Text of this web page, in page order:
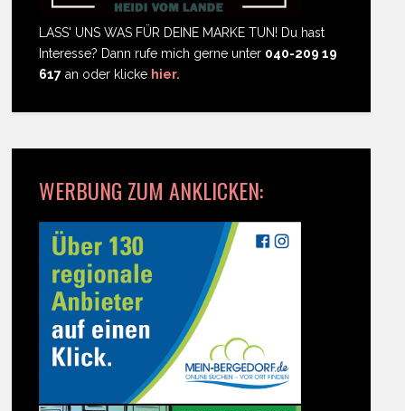
LASS' UNS WAS FÜR DEINE MARKE TUN! Du hast
Interesse? Dann rufe mich gerne unter 040-209 19
617 an oder klicke hier.
WERBUNG ZUM ANKLICKEN: